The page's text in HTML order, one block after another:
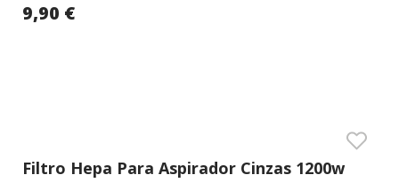
9,90 €
Filtro Hepa Para Aspirador Cinzas 1200w